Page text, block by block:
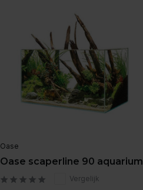
Oase
Oase scaperline 90 aquarium
Vergelijk